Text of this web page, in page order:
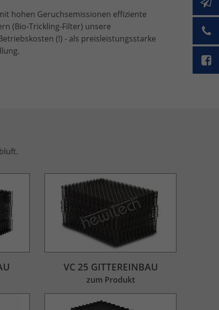
hohen Geruchsemissionen effiziente
(Bio-Trickling-Filter) unsere
(!) - als preisleistungsstarke
VC 25 GITTEREINBAU
zum Produkt